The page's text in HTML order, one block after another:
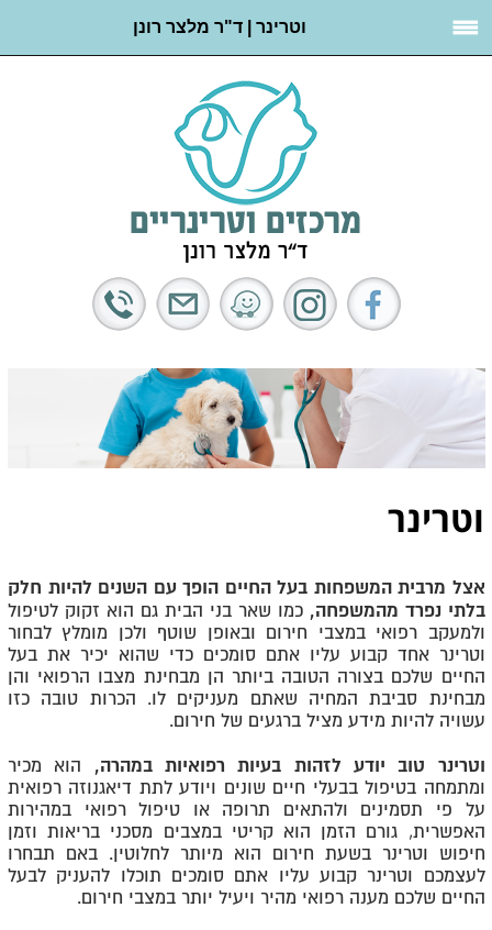
וטרינר | ד"ר מלצר רונן
וטרינר
אצל מרבית המשפחות בעל החיים הופך עם השנים להיות חלק
בלתי נפרד מהמשפחה, כמו שאר בני הבית גם הוא זקוק לטיפול
ולמעקב רפואי במצבי חירום ובאופן שוטף ולכן מומלץ לבחור
וטרינר אחד קבוע עליו אתם סומכים כדי שהוא יכיר את בעל
החיים שלכם בצורה הטובה ביותר הן מבחינת מצבו הרפואי והן
מבחינת סביבת המחיה שאתם מעניקים לו. הכרות טובה כזו
עשויה להיות מידע מציל ברגעים של חירום.
וטרינר טוב יודע לזהות בעיות רפואיות במהרה, הוא מכיר
ומתמחה בטיפול בבעלי חיים שונים ויודע לתת דיאגנוזה רפואית
על פי תסמינים ולהתאים תרופה או טיפול רפואי במהירות
האפשרית, גורם הזמן הוא קריטי במצבים מסכני בריאות וזמן
חיפוש וטרינר בשעת חירום הוא מיותר לחלוטין. באם תבחרו
לעצמכם וטרינר קבוע עליו אתם סומכים תוכלו להעניק לבעל
החיים שלכם מענה רפואי מהיר ויעיל יותר במצבי חירום.